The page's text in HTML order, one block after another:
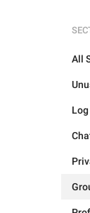
All
Log